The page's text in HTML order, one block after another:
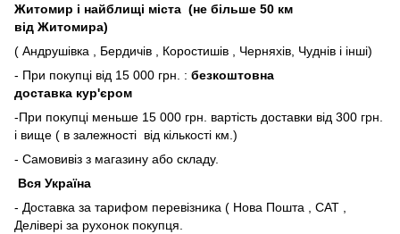
Житомир і найблищі міста (не більше 50 км
від Житомира)
( Андрушівка , Бердичів , Коростишів , Черняхів, Чуднів і інші)
- При покупці від 15 000 грн. : безкоштовна
доставка кур'єром
-При покупці меньше 15 000 грн. вартість доставки від 300 грн.
і вище ( в залежності від кількості км.)
- Самовивіз з магазину або складу.
Вся Україна
- Доставка за тарифом перевізника ( Нова Пошта , САТ ,
Делівері за рухонок покупця.